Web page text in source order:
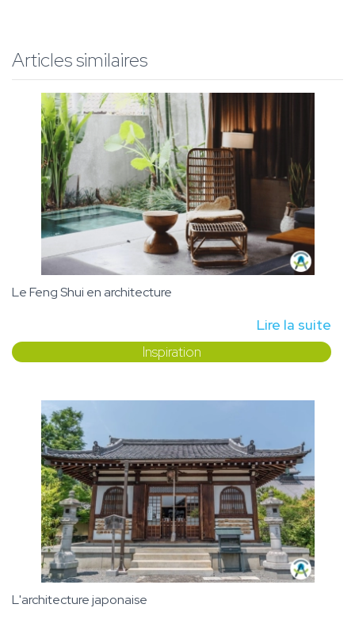
Articles similaires
Le Feng Shui en architecture
Lire la suite
Inspiration
L'architecture japonaise